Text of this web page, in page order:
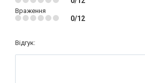
Враження
0/12
Відгук: